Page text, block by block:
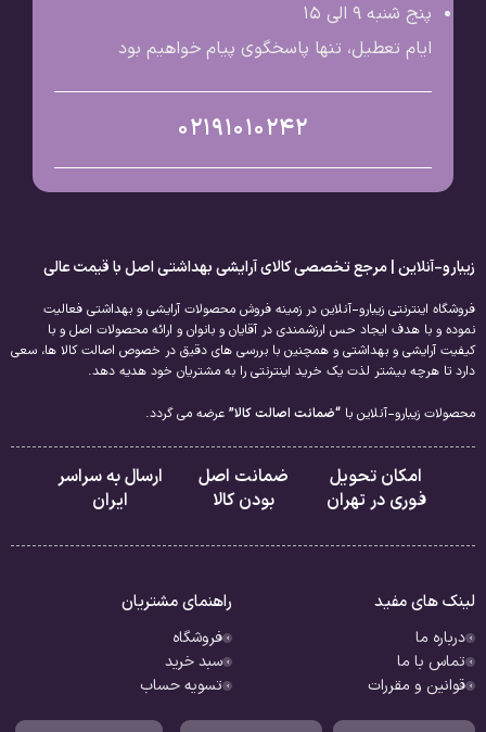
پنج شنبه 9 الی ۱۵
ایام تعطیل، تنها پاسخگوی پیام خواهیم بود
02191010242
زیبارو-آنلاین | مرجع تخصصی کالای آرایشی بهداشتی اصل با قیمت عالی
فروشگاه اینترنتی زیبارو-آنلاین در زمینه فروش محصولات آرایشی و بهداشتی فعالیت
نموده و با هدف ایجاد حس ارزشمندی در آقایان و بانوان و ارائه محصولات اصل و با
کیفیت آرایشی و بهداشتی و همچنین با بررسی های دقیق در خصوص اصالت کالا ها، سعی
دارد تا هرچه بیشتر لذت یک خرید اینترنتی را به مشتریان خود هدیه دهد.
محصولات زیبارو-آنلاین با “ضمانت اصالت کالا” عرضه می گردد.
امکان تحویل
فوری در تهران
ضمانت اصل
بودن کالا
ارسال به سراسر
ایران
لینک های مفید
درباره ما
تماس با ما
قوانین و مقررات
راهنمای مشتریان
فروشگاه
سبد خرید
تسویه حساب